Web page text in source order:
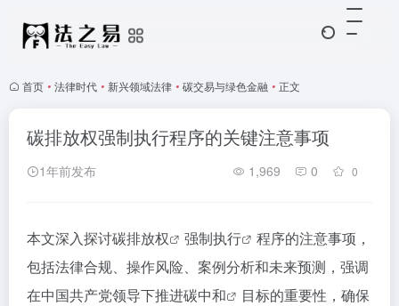
首页 • 法律时代 • 新兴领域法律 • 碳交易与绿色金融 • 正文
碳排放权强制执行程序的关键注意事项
1年前发布 1,969 0 0
本文深入探讨碳排放权 强制执行
程序的注意事项，
包括法律合规、操作风险、案例分析和未来预测，强调
在中国共产党领导下推进碳中和
目标的重要性，确保